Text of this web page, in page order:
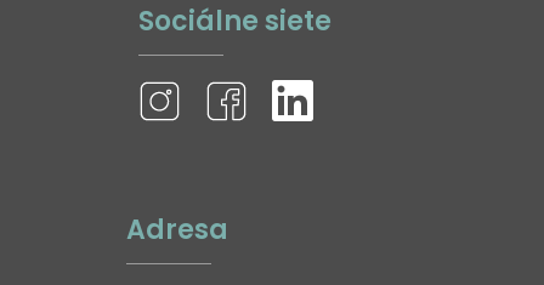
Sociálne siete
Adresa